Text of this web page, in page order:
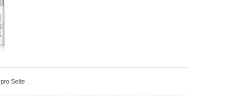
pro Seite